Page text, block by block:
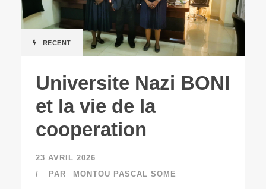
RECENT
Universite Nazi BONI
et la vie de la
cooperation
23 AVRIL 2026
PAR
MONTOU PASCAL SOME